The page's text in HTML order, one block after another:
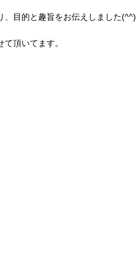
、目的と趣旨をお伝えしました(^^)
頂いてます。